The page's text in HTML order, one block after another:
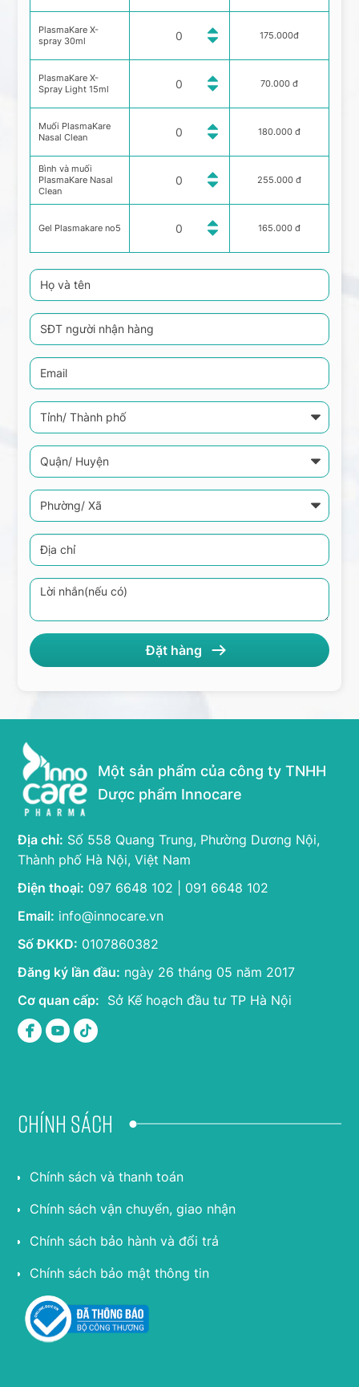
PlasmaKare X-
spray 30ml
PlasmaKare X-
Spray Light 15ml
Muối PlasmaKare
Nasal Clean
Bình và muối
PlasmaKare Nasal
Clean
Gel Plasmakare no5
175.000đ
70.000 đ
180.000 đ
255.000 đ
165.000 đ
Một sản phẩm của công ty TNHH
Dược phẩm Innocare
Địa chỉ: Số 558 Quang Trung, Phường Dương Nội,
Thành phố Hà Nội, Việt Nam
Điện thoại: 097 6648 102 | 091 6648 102
Email: info@innocare.vn
Số ĐKKD: 0107860382
Đăng ký lần đầu: ngày 26 tháng 05 năm 2017
Cơ quan cấp: Sở Kế hoạch đầu tư TP Hà Nội
Chính sách
Chính sách và thanh toán
Chính sách vận chuyển, giao nhận
Chính sách bảo hành và đổi trả
Chính sách bảo mật thông tin